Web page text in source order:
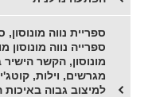
ספריית נווה
ספרייה נווה מונוסון
מונוסון, הקשר הישיר
מגרשים, וילות,
למיצוב גבוה באיכות